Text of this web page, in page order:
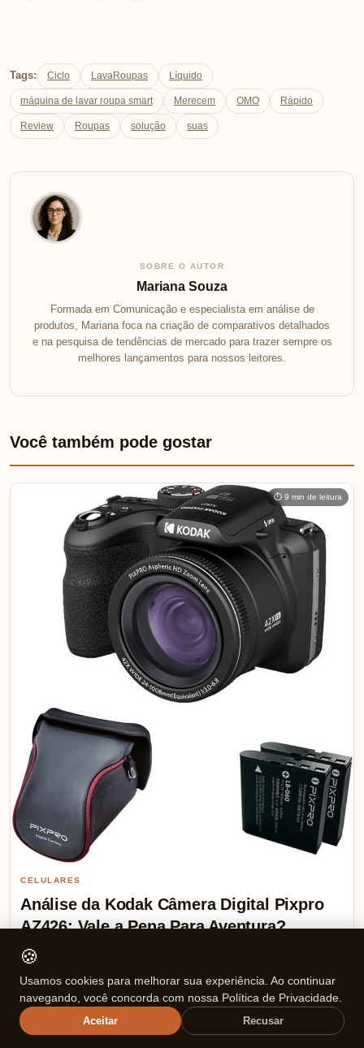
Tags: Ciclo LavaRoupas Líquido
máquina de lavar roupa smart Merecem OMO Rápido
Review Roupas solução suas
SOBRE O AUTOR
Mariana Souza
Formada em Comunicação e especialista em análise de
produtos, Mariana foca na criação de comparativos detalhados
e na pesquisa de tendências de mercado para trazer sempre os
melhores lançamentos para nossos leitores.
Você também pode gostar
⏱ 9 min de leitura
CELULARES
Análise da Kodak Câmera Digital Pixpro
AZ426: Vale a Pena Para Aventura?
câmera AZ425 + 2 Baterias + Case) – 20MP, 42x…
Mariana Souza
💬 0
🍪
Usamos cookies para melhorar sua experiência. Ao continuar
navegando, você concorda com nossa Política de Privacidade.
Aceitar Recusar